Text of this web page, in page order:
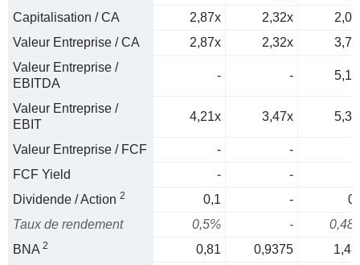
Capitalisation / CA
2,87x 2,32x
Valeur Entreprise / CA
2,87x 2,32x
Valeur Entreprise /
EBITDA
- -
Valeur Entreprise /
EBIT
4,21x 3,47x
Valeur Entreprise / FCF -
-
FCF Yield
-
-
Dividende / Action 2 0,1 -
Taux de rendement
0,5% -
BNA 2 0,81 0,9375